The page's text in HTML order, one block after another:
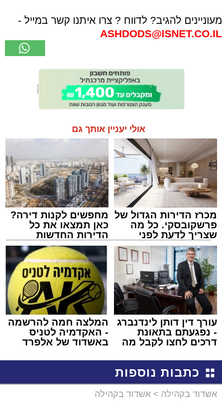
מעוניינים להגיב? לדווח ? צרו איתנו קשר במייל -
ASHDODS@ISNET.CO.IL
אולי יעניין אותך גם
מכרז הדירות הגדול של
פרשקובסקי. כל מה
שצריך לדעת לפני
שמגישים הצעה לדירה
באשדוד
מחפשים לקנות דירה?
כאן תמצאו את כל
הדירות החדשות
למכירה באשדוד >>>
עורך דין דותן לינדנברג
- נפגעתם בתאונת
דרכים לחצו לקבל מה
המלצה חמה להרשמה
- האקדמיה לטניס
באשדוד של אלפרד
כתבות נוספות
אשדוד בקהילה > אשדוד בקהילה